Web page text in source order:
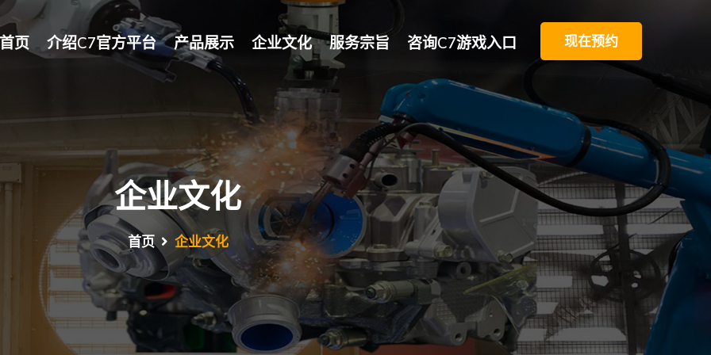
页 介绍C7官方平台 产品展示 企业文化 服务宗旨 咨询C7游戏入口 现在预约
企业文化
首页 企业文化